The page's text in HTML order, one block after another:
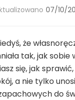
07/10/
że
tak, jak sobie
się, jak
a nie tylko
do